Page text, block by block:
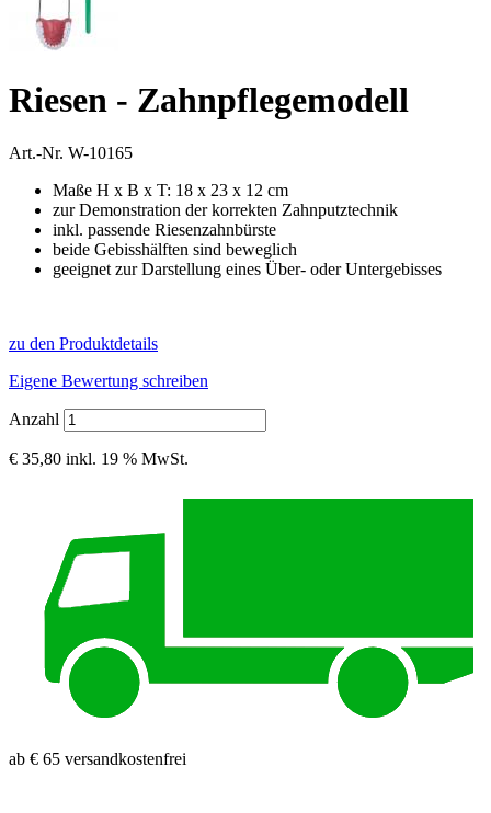
Riesen - Zahnpflegemodell
Art.-Nr. W-10165
Maße H x B x T: 18 x 23 x 12 cm
zur Demonstration der korrekten Zahnputztechnik
inkl. passende Riesenzahnbürste
beide Gebisshälften sind beweglich
geeignet zur Darstellung eines Über- oder Untergebisses
zu den Produktdetails
Eigene Bewertung schreiben
Anzahl
€ 35,80 inkl. 19 % MwSt.
ab € 65 versandkostenfrei